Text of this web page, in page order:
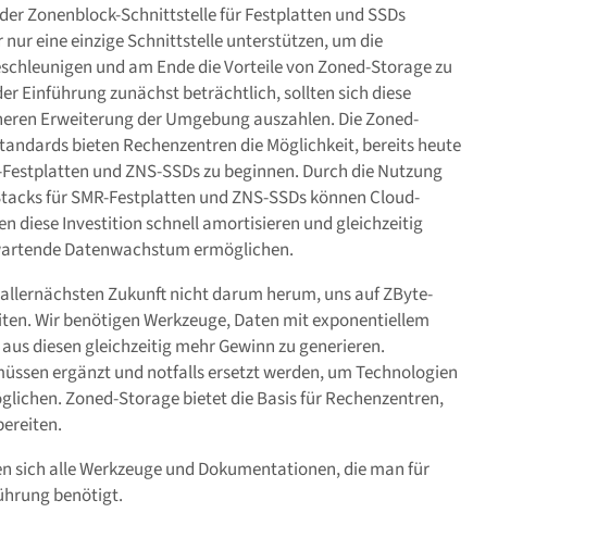
Zonenblock-Schnittstelle für Festplatten und SSDs
eine einzige Schnittstelle unterstützen, um die
und am Ende die Vorteile von Zoned-Storage zu
Einführung zunächst beträchtlich, sollten sich diese
Erweiterung der Umgebung auszahlen. Die Zoned-
bieten Rechenzentren die Möglichkeit, bereits heute
und ZNS-SSDs zu beginnen. Durch die Nutzung
für SMR-Festplatten und ZNS-SSDs können Cloud-
diese Investition schnell amortisieren und gleichzeitig
Datenwachstum ermöglichen.
Zukunft nicht darum herum, uns auf ZByte-
Wir benötigen Werkzeuge, Daten mit exponentiellem
diesen gleichzeitig mehr Gewinn zu generieren.
ergänzt und notfalls ersetzt werden, um Technologien
Zoned-Storage bietet die Basis für Rechenzentren,
sich alle Werkzeuge und Dokumentationen, die man für
benötigt.